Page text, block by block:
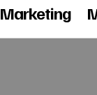
Marketing